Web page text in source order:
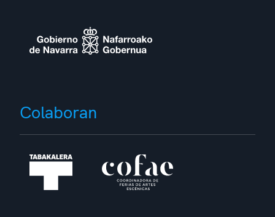
Colaboran